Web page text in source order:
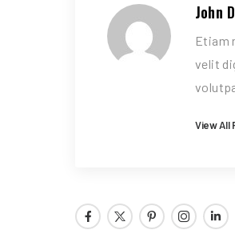
John
Etiam
velit
View All